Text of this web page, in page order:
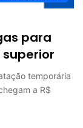
para
temporária
a R$